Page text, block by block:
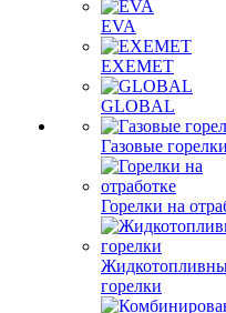
EVA
EXEMET
GLOBAL
Газовые горелки
Горелки на
горелки